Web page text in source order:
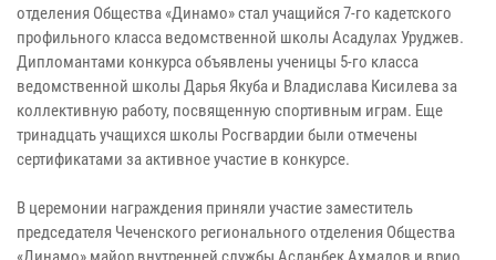
отделения Общества «Динамо» стал учащийся 7-го кадетского
профильного класса ведомственной школы Асадулах Уруджев.
Дипломантами конкурса объявлены ученицы 5-го класса
ведомственной школы Дарья Якуба и Владислава Кисилева за
коллективную работу, посвященную спортивным играм. Еще
тринадцать учащихся школы Росгвардии были отмечены
сертификатами за активное участие в конкурсе.
В церемонии награждения приняли участие заместитель
председателя Чеченского регионального отделения Общества